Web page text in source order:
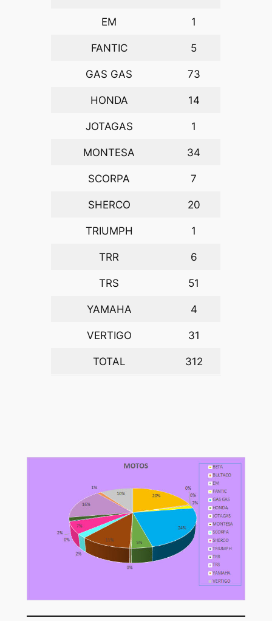
EM 1
FANTIC 5
GAS GAS 73
HONDA 14
JOTAGAS 1
MONTESA 34
SCORPA 7
SHERCO 20
TRIUMPH 1
TRR 6
TRS 51
YAMAHA 4
VERTIGO 31
TOTAL 312